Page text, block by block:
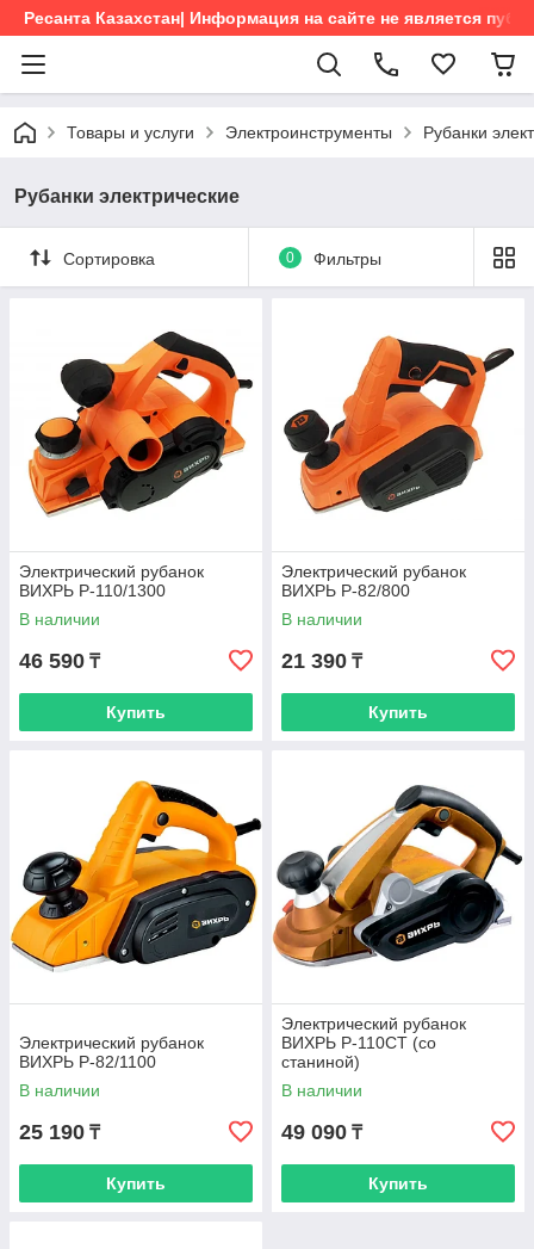
Ресанта Казахстан| Информация на сайте не является
Товары и услуги Электроинструменты Рубанки
Рубанки электрические
Сортировка 0 Фильтры
Электрический рубанок
ВИХРЬ Р-110/1300
В наличии
46 590 ₸
Купить
Электрический рубанок
ВИХРЬ Р-82/800
В наличии
21 390 ₸
Купить
Электрический рубанок
ВИХРЬ Р-82/1100
В наличии
25 190 ₸
Купить
Электрический рубанок
ВИХРЬ Р-110СТ (со
станиной)
В наличии
49 090 ₸
Купить